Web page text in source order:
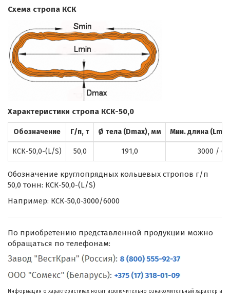
Схема стропа КСК
Характеристики стропа КСК-50,0
Обозначение Г/п, т Ø тела (Dmax), мм Мин. длина
КСК-50,0-(L/S) 50,0 191,0 3000 /
Обозначение круглопрядных кольцевых стропов г/п
50,0 тонн: КСК-50,0-(L/S)
Например: КСК-50,0-3000/6000
По приобретению представленной продукции можно
обращаться по телефонам:
Информация о характеристиках носит исключительно ознакомительный характер и